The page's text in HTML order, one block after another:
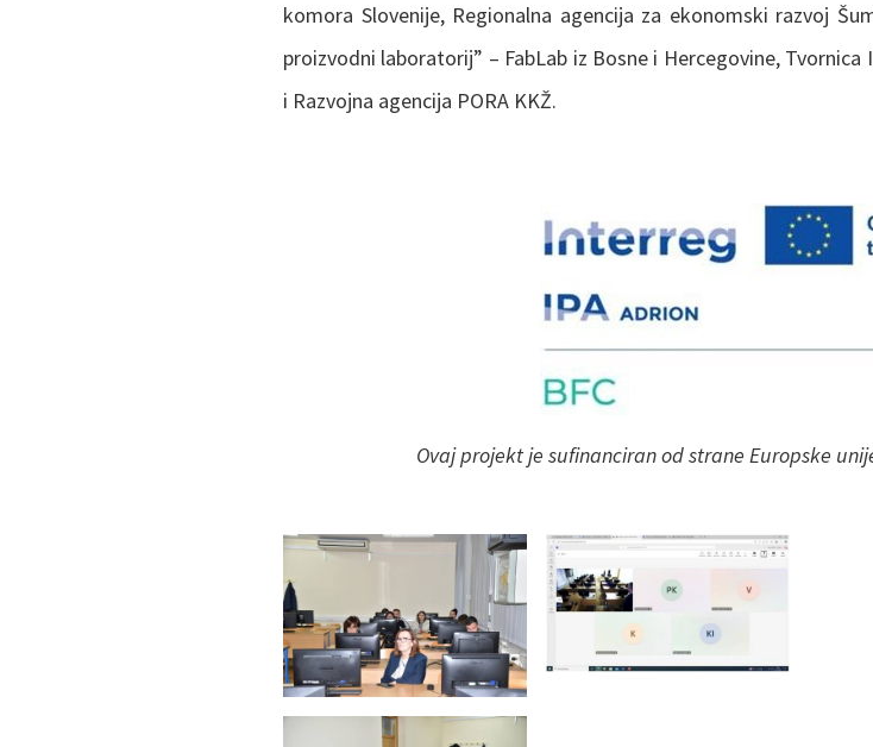
komora Slovenije, Regionalna agencija za ekonomski razvoj
proizvodni laboratorij” – FabLab iz Bosne i Hercegovine, Tvornica
i Razvojna agencija PORA KKŽ.
Ovaj projekt je sufinanciran od strane Europske